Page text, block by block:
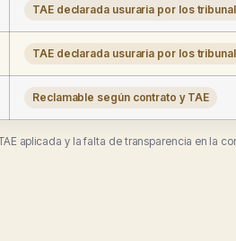
TAE declarada usuraria por los
TAE declarada usuraria por los
Reclamable según contrato y TAE
aplicada y la falta de transparencia en la